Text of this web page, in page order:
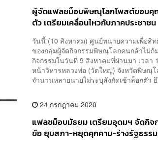
ผู้จัดแฟลชม็อบพิษณุโลกโพสต์ขอบคุ
ตัว เตรียมเคลื่อนไหวกับภาคประชาชน
วันนี้ (10 สิงหาคม) ศูนย์ทนายความเพื่อ
ของกลุ่มผู้จัดกิจกรรมพิษณุโลกคนกล้าไม่ก้
กิจกรรมในวันที่ 9 สิงหาคมที่ผ่านมา เวล
หน้าวิหารหลวงพ่อ (วัดใหญ่) จังหวัดพิษณุโ
จำนวนหลายนายไม่ระบุสังกัดเข้าล็อกตัว ยึ
24 กรกฎาคม 2020
แฟลชม็อบมัธยม เตรียมอุดมฯ จัดกิจ
ข้อ ยุบสภา-หยุดคุกคาม-ร่างรัฐธรร